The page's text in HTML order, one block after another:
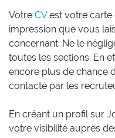
Votre CVest votre carte
impression que vous
concernant. Ne le
toutes les sections. En
encore plus de chance
contacté par les
En créant un profil sur
votre visibilité auprès